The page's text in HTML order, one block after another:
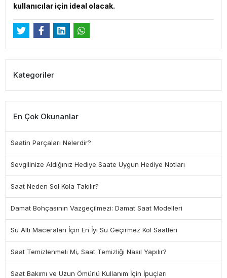
kullanıcılar için ideal olacak.
Kategoriler
En Çok Okunanlar
Saatin Parçaları Nelerdir?
Sevgilinize Aldığınız Hediye Saate Uygun Hediye Notları
Saat Neden Sol Kola Takılır?
Damat Bohçasının Vazgeçilmezi: Damat Saat Modelleri
Su Altı Maceraları İçin En İyi Su Geçirmez Kol Saatleri
Saat Temizlenmeli Mi, Saat Temizliği Nasıl Yapılır?
Saat Bakımı ve Uzun Ömürlü Kullanım İçin İpuçları